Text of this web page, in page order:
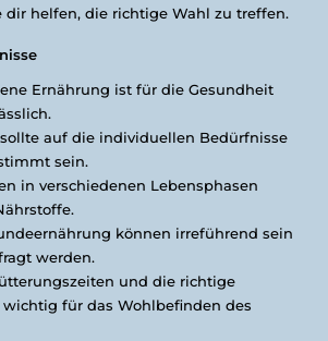
dir helfen, die richtige Wahl zu treffen.
Ernährung ist für die Gesundheit
auf die individuellen Bedürfnisse
sein.
in verschiedenen Lebensphasen
können irreführend sein
werden.
und die richtige
für das Wohlbefinden des